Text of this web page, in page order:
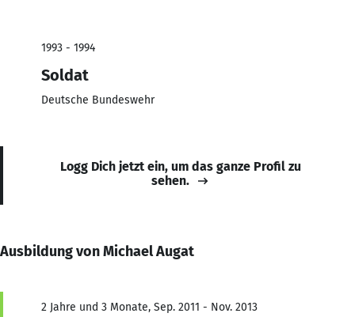
1993 - 1994
Soldat
Deutsche Bundeswehr
Logg Dich jetzt ein, um das ganze Profil zu
sehen.
Ausbildung von Michael Augat
2 Jahre und 3 Monate, Sep. 2011 - Nov. 2013